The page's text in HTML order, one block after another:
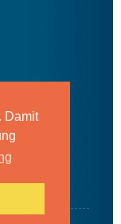
Damit